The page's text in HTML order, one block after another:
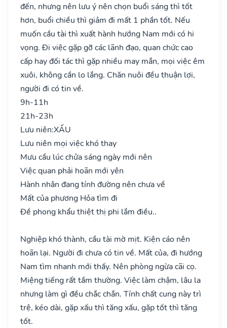
đến, nhưng nên lưu ý nên chọn buổi sáng thì tốt
hơn, buổi chiều thì giảm đi mất 1 phần tốt. Nếu
muốn cầu tài thì xuất hành hướng Nam mới có hi
vọng. Đi việc gặp gỡ các lãnh đạo, quan chức cao
cấp hay đối tác thì gặp nhiều may mắn, mọi việc êm
xuôi, không cần lo lắng. Chăn nuôi đều thuận lợi,
người đi có tin về.
9h-11h
21h-23h
Lưu niên:XẤU
Lưu niên mọi việc khó thay
Mưu cầu lúc chửa sáng ngày mới nên
Việc quan phải hoãn mới yên
Hành nhân đang tính đường nên chưa về
Mất của phương Hỏa tìm đi
Đề phong khẩu thiệt thị phi lắm điều..
Nghiệp khó thành, cầu tài mờ mịt. Kiện cáo nên
hoãn lại. Người đi chưa có tin về. Mất của, đi hướng
Nam tìm nhanh mới thấy. Nên phòng ngừa cãi cọ.
Miệng tiếng rất tầm thường. Việc làm chậm, lâu la
nhưng làm gì đều chắc chắn. Tính chất cung này trì
trệ, kéo dài, gặp xấu thì tăng xấu, gặp tốt thì tăng
tốt.